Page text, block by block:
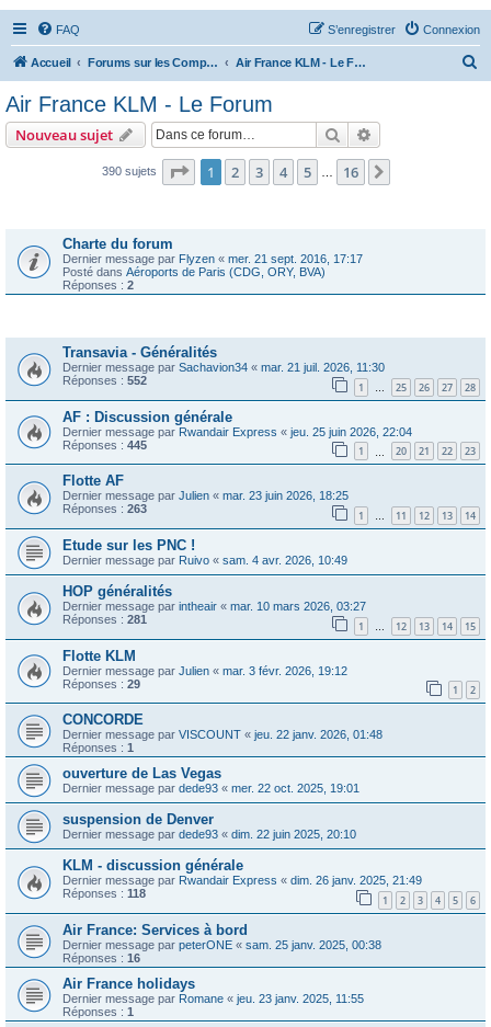
FAQ Connexion
S’enregistrer
Accueil Forums sur les Compagnies Aériennes Air France KLM - Le Forum
r
Air France KLM - Le Forum
Nouveau sujet Rechercher
390 sujets Page 1sur16
1 2 3 4 5 16
Charte du forum
Dernier message par Flyzen « mer. 21 sept. 2016, 17:17
Posté dans Aéroports de Paris (CDG, ORY, BVA)
Réponses : 2
Transavia - Généralités
Dernier message par Sachavion34 « mar. 21 juil. 2026, 11:30
Réponses : 552 1 … 25 26 27 28
AF : Discussion générale
Dernier message par Rwandair Express « jeu. 25 juin 2026, 22:04
Réponses : 445 1 20 21 22 23
Flotte AF
Dernier message par Julien « mar. 23 juin 2026, 18:25
Réponses : 263 1 … 11 12 13 14
Etude sur les PNC !
Dernier message par Ruivo « sam. 4 avr. 2026, 10:49
HOP généralités
Dernier message par intheair « mar. 10 mars 2026, 03:27
Réponses : 281 1 … 12 13 14 15
Flotte KLM
Dernier message par Julien « mar. 3 févr. 2026, 19:12
Réponses : 29 1 2
CONCORDE
Dernier message par VISCOUNT « jeu. 22 janv. 2026, 01:48
Réponses : 1
ouverture de Las Vegas
Dernier message par dede93 « mer. 22 oct. 2025, 19:01
suspension de Denver
Dernier message par dede93 « dim. 22 juin 2025, 20:10
KLM - discussion générale
Dernier message par Rwandair Express « dim. 26 janv. 2025, 21:49
Réponses : 118 1 2 3 4 5 6
Air France: Services à bord
Dernier message par peterONE « sam. 25 janv. 2025, 00:38
Réponses : 16
Air France holidays
Dernier message par Romane « jeu. 23 janv. 2025, 11:55
Réponses : 1